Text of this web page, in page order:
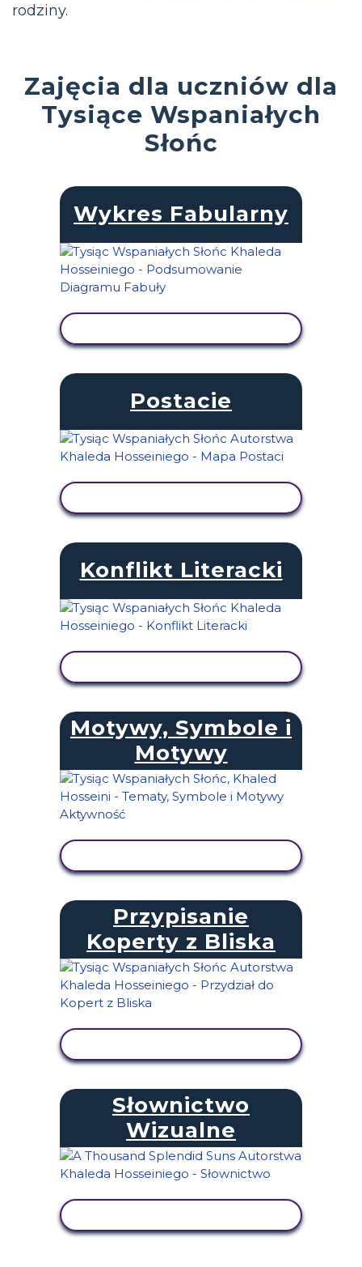
rodziny.
Zajęcia dla uczniów dla
Tysiące Wspaniałych
Słońc
Wykres Fabularny
Postacie
Konflikt Literacki
Motywy, Symbole i
Motywy
Przypisanie
Koperty z Bliska
Słownictwo
Wizualne